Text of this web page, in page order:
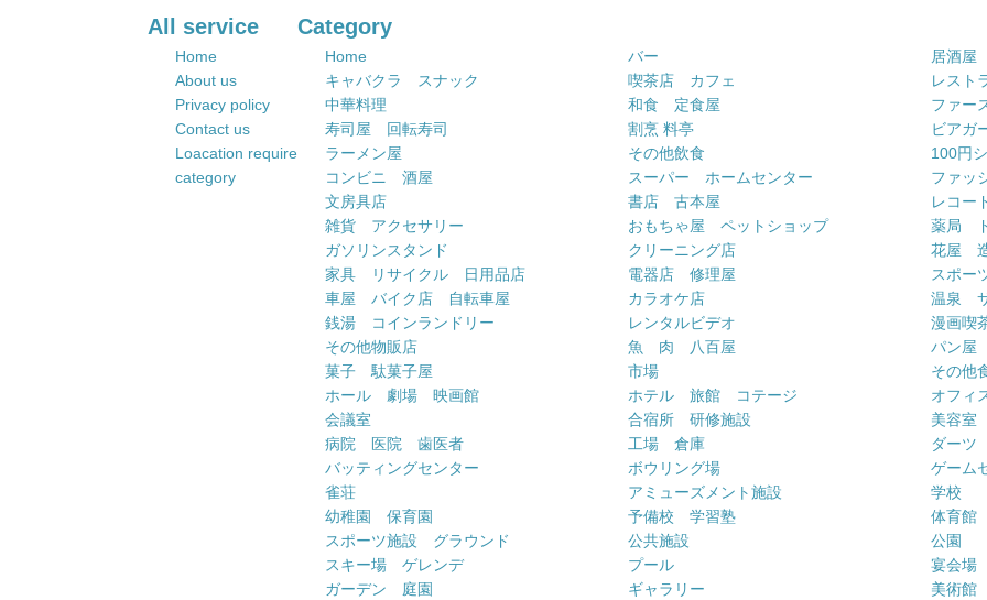
All service
Home
About us
Privacy policy
Contact us
Loacation require
category
Category
Home バー
居酒屋
キャバクラ スナック
喫茶店 カフェ
レスト
中華料理
和食 定食屋
ファー
寿司屋 回転寿司
割烹 料亭
ビアガ
ラーメン屋
その他飲食
100円
コンビニ 酒屋
スーパー ホームセンター
ファッ
文房具店
書店 古本屋
レコー
雑貨 アクセサリー
おもちゃ屋 ペットショップ
薬局
ガソリンスタンド
クリーニング店
花屋
家具 リサイクル 日用品店
電器店 修理屋
スポー
車屋 バイク店 自転車屋
カラオケ店
温泉
銭湯 コインランドリー
レンタルビデオ
漫画喫
その他物販店
魚 肉 八百屋
パン屋
菓子 駄菓子屋
市場
その他
ホール 劇場 映画館
ホテル 旅館 コテージ
オフィ
会議室
合宿所 研修施設
美容室
病院 医院 歯医者
工場 倉庫
ダーツ
バッティングセンター
ボウリング場
ゲーム
雀荘
アミューズメント施設
学校
幼稚園 保育園
予備校 学習塾
体育館
スポーツ施設 グラウンド
公共施設
公園
スキー場 ゲレンデ
プール
宴会場
ガーデン 庭園
ギャラリー 美術館